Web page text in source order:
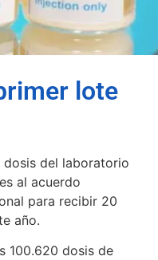
lote
dosis del laboratorio
al acuerdo
para recibir 20
año.
100.620 dosis de